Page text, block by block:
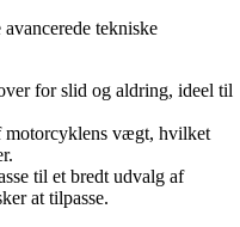
tekniske
for slid og aldring, ideel til
motorcyklens vægt, hvilket
til et bredt udvalg af
at tilpasse.